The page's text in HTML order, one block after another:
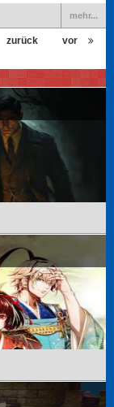
mehr...
vor
zurück